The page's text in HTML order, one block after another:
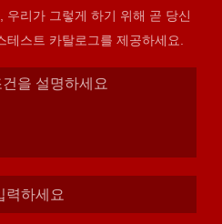
우리가 그렇게 하기 위해 곧 당신
니다 가장 라스테스트 카탈로그를 제공하세요.